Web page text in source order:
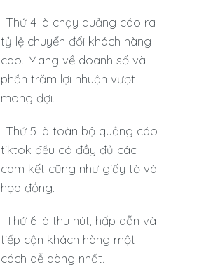
Thứ 4 là chạy quảng cáo ra
tỷ lệ chuyển đổi khách hàng
cao. Mang về doanh số và
phần trăm lợi nhuận vượt
mong đợi.
Thứ 5 là toàn bộ quảng cáo
tiktok đều có đầy đủ các
cam kết cũng như giấy tờ và
hợp đồng.
Thứ 6 là thu hút, hấp dẫn và
tiếp cận khách hàng một
cách dễ dàng nhất.